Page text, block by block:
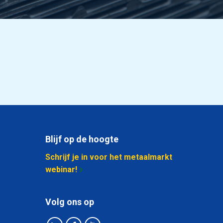
9,912 Selecteer
24,786
29,742
Blijf op de hoogte
Schrijf je in voor het metaalmarkt
webinar!
Volg ons op